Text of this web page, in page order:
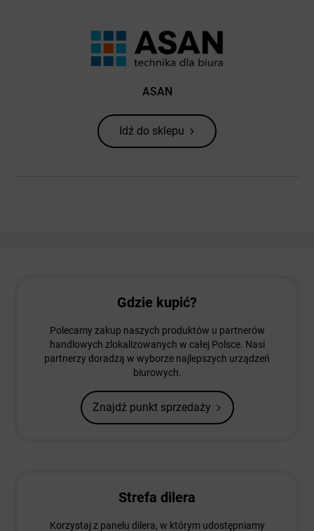
ASAN
Idź do sklepu
Gdzie kupić?
Polecamy zakup naszych produktów u partnerów
handlowych zlokalizowanych w całej Polsce. Nasi
partnerzy doradzą w wyborze najlepszych urządzeń
biurowych.
Znajdź punkt sprzedaży
Strefa dilera
Korzystaj z panelu dilera, w którym udostępniamy